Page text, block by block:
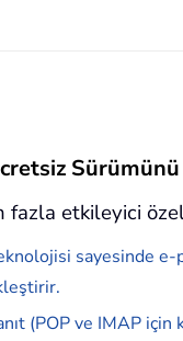
Sürümünü
etkileyici
sayesinde e-
(POP ve IMAP için